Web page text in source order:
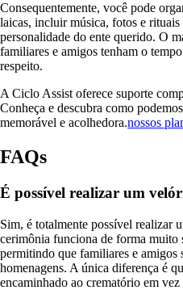
Consequentemente, você pode
laicas, incluir música, fotos e rituais
personalidade do ente querido. O
familiares e amigos tenham o
respeito.
A Ciclo Assist oferece suporte
Conheça e descubra como
memorável e acolhedora.nossos
FAQs
É possível realizar um
Sim, é totalmente possível realizar
cerimônia funciona de forma muito
permitindo que familiares e amigos
homenagens. A única diferença é
encaminhado ao crematório em